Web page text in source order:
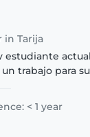
in Tarija
estudiante
trabajo para
< 1 year